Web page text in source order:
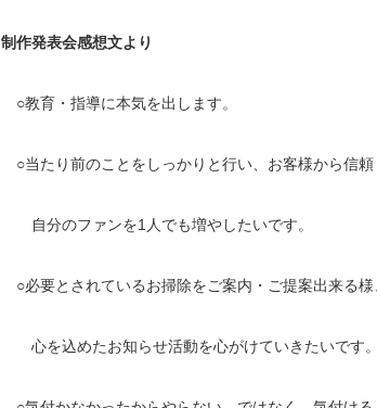
制作発表会感想文より
○教育・指導に本気を出します。
○当たり前のことをしっかりと行い、お客様から信頼
自分のファンを1人でも増やしたいです。
○必要とされているお掃除をご案内・ご提案出来る様
心を込めたお知らせ活動を心がけていきたいです。